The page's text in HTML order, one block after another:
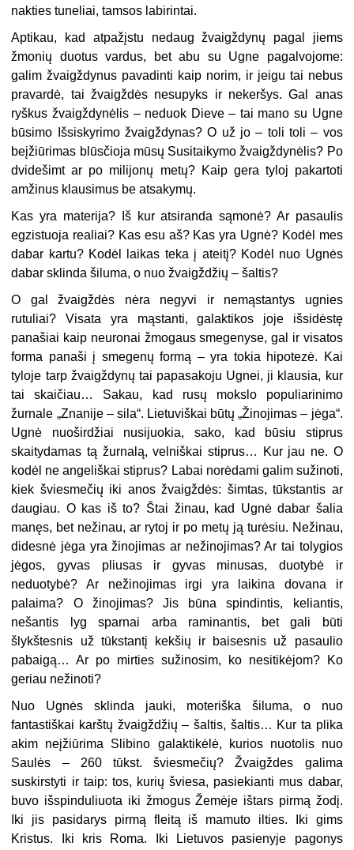
nakties tuneliai, tamsos labirintai.
Aptikau, kad atpažįstu nedaug žvaigždynų pagal jiems
žmonių duotus vardus, bet abu su Ugne pagalvojome:
galim žvaigždynus pavadinti kaip norim, ir jeigu tai nebus
pravardė, tai žvaigždės nesupyks ir nekeršys. Gal anas
ryškus žvaigždynėlis – neduok Dieve – tai mano su Ugne
būsimo Išsiskyrimo žvaigždynas? O už jo – toli toli – vos
beįžiūrimas blūsčioja mūsų Susitaikymo žvaigždynėlis? Po
dvidešimt ar po milijonų metų? Kaip gera tyloj pakartoti
amžinus klausimus be atsakymų.
Kas yra materija? Iš kur atsiranda sąmonė? Ar pasaulis
egzistuoja realiai? Kas esu aš? Kas yra Ugnė? Kodėl mes
dabar kartu? Kodėl laikas teka į ateitį? Kodėl nuo Ugnės
dabar sklinda šiluma, o nuo žvaigždžių – šaltis?
O gal žvaigždės nėra negyvi ir nemąstantys ugnies
rutuliai? Visata yra mąstanti, galaktikos joje išsidėstę
panašiai kaip neuronai žmogaus smegenyse, gal ir visatos
forma panaši į smegenų formą – yra tokia hipotezė. Kai
tyloje tarp žvaigždynų tai papasakoju Ugnei, ji klausia, kur
tai skaičiau… Sakau, kad rusų mokslo populiarinimo
žurnale „Znanije – sila“. Lietuviškai būtų „Žinojimas – jėga“.
Ugnė nuoširdžiai nusijuokia, sako, kad būsiu stiprus
skaitydamas tą žurnalą, velniškai stiprus… Kur jau ne. O
kodėl ne angeliškai stiprus? Labai norėdami galim sužinoti,
kiek šviesmečių iki anos žvaigždės: šimtas, tūkstantis ar
daugiau. O kas iš to? Štai žinau, kad Ugnė dabar šalia
manęs, bet nežinau, ar rytoj ir po metų ją turėsiu. Nežinau,
didesnė jėga yra žinojimas ar nežinojimas? Ar tai tolygios
jėgos, gyvas pliusas ir gyvas minusas, duotybė ir
neduotybė? Ar nežinojimas irgi yra laikina dovana ir
palaima? O žinojimas? Jis būna spindintis, keliantis,
nešantis lyg sparnai arba raminantis, bet gali būti
šlykštesnis už tūkstantį kekšių ir baisesnis už pasaulio
pabaigą… Ar po mirties sužinosim, ko nesitikėjom? Ko
geriau nežinoti?
Nuo Ugnės sklinda jauki, moteriška šiluma, o nuo
fantastiškai karštų žvaigždžių – šaltis, šaltis… Kur ta plika
akim neįžiūrima Slibino galaktikėlė, kurios nuotolis nuo
Saulės – 260 tūkst. šviesmečių? Žvaigždes galima
suskirstyti ir taip: tos, kurių šviesa, pasiekianti mus dabar,
buvo išspinduliuota iki žmogus Žemėje ištars pirmą žodį.
Iki jis pasidarys pirmą fleitą iš mamuto ilties. Iki gims
Kristus. Iki kris Roma. Iki Lietuvos pasienyje pagonys